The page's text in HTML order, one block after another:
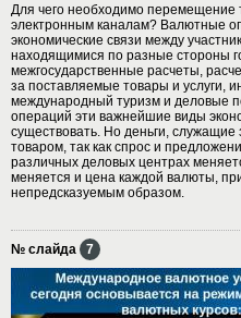
Для чего необходимо перемещение
электронным каналам? Валютные
экономические связи между
находящимися по разные стороны
межгосударственные расчеты,
за поставляемые товары и услуги,
международный туризм и деловые
операций эти важнейшие виды
существовать. Но деньги, служащие
товаром, так как спрос и
различных деловых центрах
меняется и цена каждой валюты,
непредсказуемым образом.
№ слайда 7